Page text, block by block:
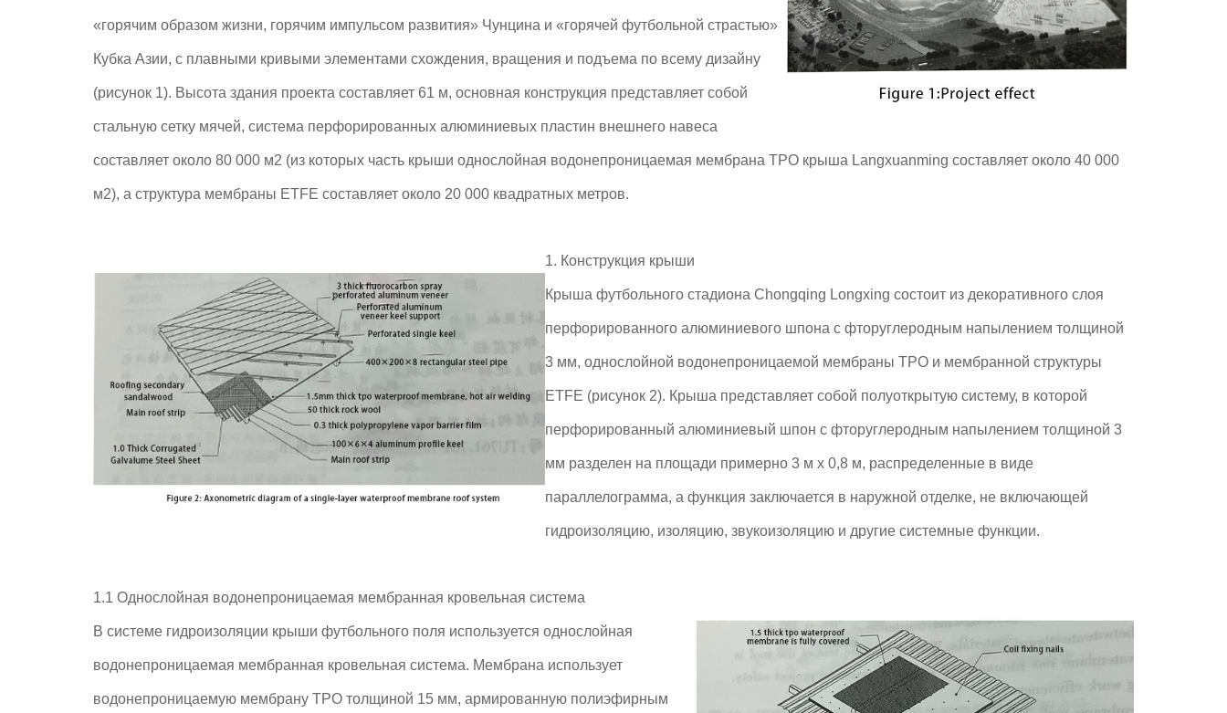
«горячим образом жизни, горячим импульсом развития» Чунцина и «горячей футбольной страстью»
Кубка Азии, с плавными кривыми элементами схождения, вращения и подъема по всему дизайну
(рисунок 1). Высота здания проекта составляет 61 м, основная конструкция представляет собой
стальную сетку мячей, система перфорированных алюминиевых пластин внешнего навеса
составляет около 80 000 м2 (из которых часть крыши однослойная водонепроницаемая мембрана TPO крыша Langxuanming составляет около 40 000
м2), а структура мембраны ETFE составляет около 20 000 квадратных метров.
1. Конструкция крыши
Крыша футбольного стадиона Chongqing Longxing состоит из декоративного слоя
перфорированного алюминиевого шпона с фторуглеродным напылением толщиной
3 мм, однослойной водонепроницаемой мембраны TPO и мембранной структуры
ETFE (рисунок 2). Крыша представляет собой полуоткрытую систему, в которой
перфорированный алюминиевый шпон с фторуглеродным напылением толщиной 3
мм разделен на площади примерно 3 м x 0,8 м, распределенные в виде
параллелограмма, а функция заключается в наружной отделке, не включающей
гидроизоляцию, изоляцию, звукоизоляцию и другие системные функции.
1.1 Однослойная водонепроницаемая мембранная кровельная система
В системе гидроизоляции крыши футбольного поля используется однослойная
водонепроницаемая мембранная кровельная система. Мембрана использует
водонепроницаемую мембрану TPO толщиной 15 мм, армированную полиэфирным